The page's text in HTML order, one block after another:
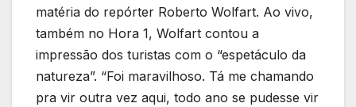
matéria do repórter Roberto Wolfart. Ao vivo,
também no Hora 1, Wolfart contou a
impressão dos turistas com o “espetáculo da
natureza”. “Foi maravilhoso. Tá me chamando
pra vir outra vez aqui, todo ano se pudesse vir